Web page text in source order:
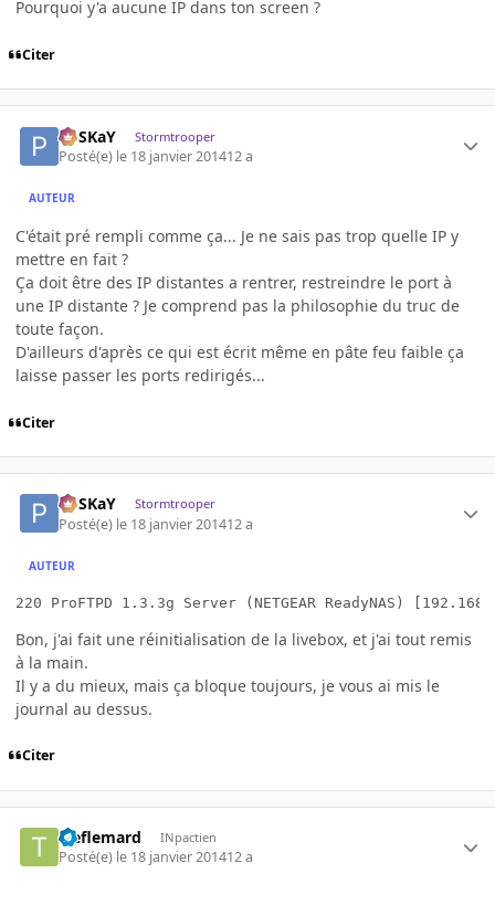
Pourquoi y'a aucune IP dans ton screen ?
Citer
PoSKaY Stormtrooper
Posté(e) le 18 janvier 201412 a
AUTEUR
C'était pré rempli comme ça... Je ne sais pas trop quelle IP y
mettre en fait ?
Ça doit être des IP distantes a rentrer, restreindre le port à
une IP distante ? Je comprend pas la philosophie du truc de
toute façon.
D'ailleurs d'après ce qui est écrit même en pâte feu faible ça
laisse passer les ports redirigés...
Citer
PoSKaY Stormtrooper
Posté(e) le 18 janvier 201412 a
AUTEUR
220 ProFTPD 1.3.3g Server (NETGEAR ReadyNAS)
Bon, j'ai fait une réinitialisation de la livebox, et j'ai tout remis
à la main.
Il y a du mieux, mais ça bloque toujours, je vous ai mis le
journal au dessus.
Citer
treflemard INpactien
Posté(e) le 18 janvier 201412 a